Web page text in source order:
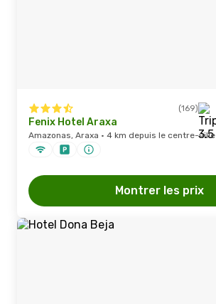
(169)
Fenix Hotel Araxa
Amazonas, Araxa · 4 km depuis le centre-ville
Montrer les prix